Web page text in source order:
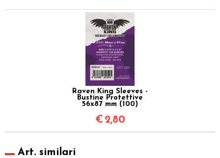
Raven King Sleeves -
Bustine Protettive
56x87 mm (100)
€ 2,80
Art. similari